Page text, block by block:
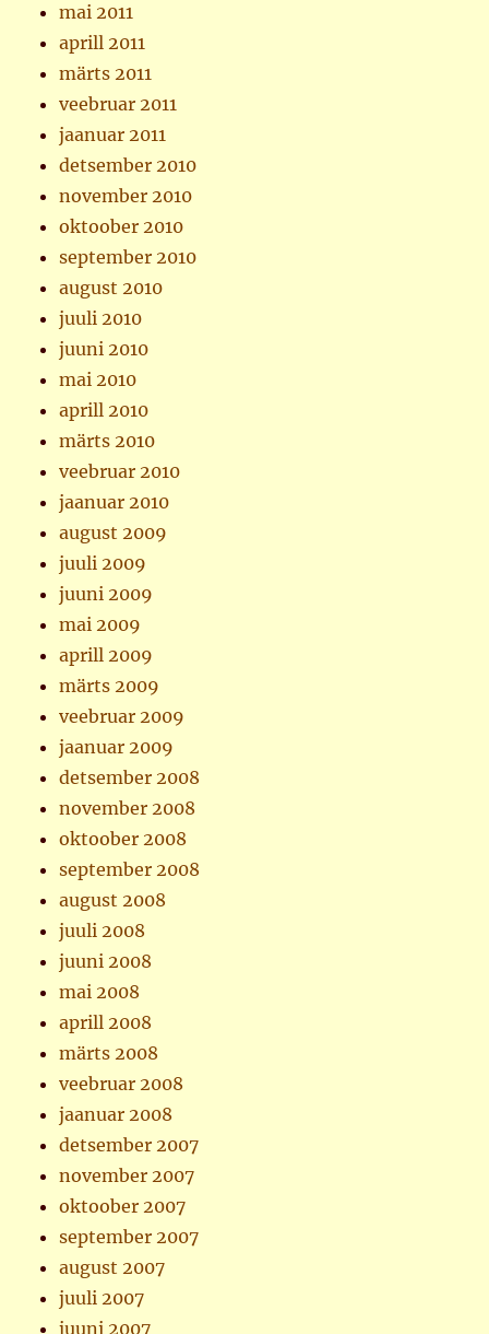
mai 2011
aprill 2011
märts 2011
veebruar 2011
jaanuar 2011
detsember 2010
november 2010
oktoober 2010
september 2010
august 2010
juuli 2010
juuni 2010
mai 2010
aprill 2010
märts 2010
veebruar 2010
jaanuar 2010
august 2009
juuli 2009
juuni 2009
mai 2009
aprill 2009
märts 2009
veebruar 2009
jaanuar 2009
detsember 2008
november 2008
oktoober 2008
september 2008
august 2008
juuli 2008
juuni 2008
mai 2008
aprill 2008
märts 2008
veebruar 2008
jaanuar 2008
detsember 2007
november 2007
oktoober 2007
september 2007
august 2007
juuli 2007
juuni 2007